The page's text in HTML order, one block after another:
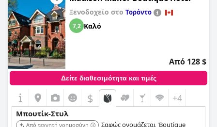
Ξενοδοχείο στο Τορόντο
7,2 Καλό
Από 128 $
Δείτε διαθεσιμότητα και τιμές
$ +4
Μπουτίκ-Στυλ
Από τεχνητή νοημοσύνη
Σαφώς ονομάζεται 'Boutique